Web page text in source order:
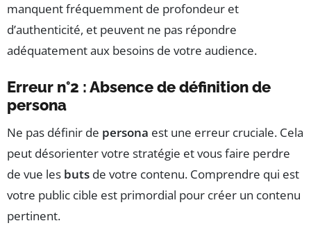
manquent fréquemment de profondeur et
d’authenticité, et peuvent ne pas répondre
adéquatement aux besoins de votre audience.
Erreur n°2 : Absence de définition de
persona
Ne pas définir de persona est une erreur cruciale. Cela
peut désorienter votre stratégie et vous faire perdre
de vue les buts de votre contenu. Comprendre qui est
votre public cible est primordial pour créer un contenu
pertinent.